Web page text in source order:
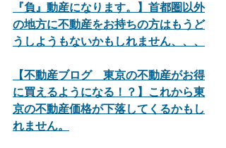
『負』動産になります。】首都圏以外
の地方に不動産をお持ちの方はもうど
うしようもないかもしれません、、、
【不動産ブログ　東京の不動産がお得
に買えるようになる！？】これから東
京の不動産価格が下落してくるかもし
れません。